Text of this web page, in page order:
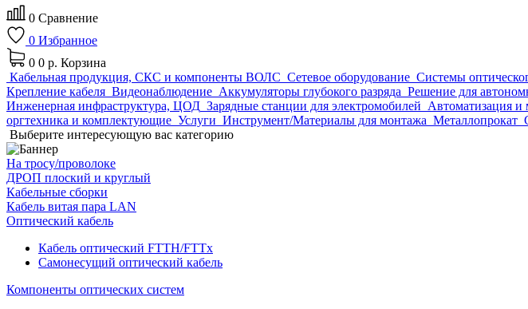
0 Сравнение
0 Избранное
0 0 р. Корзина
Кабельная продукция, СКС и компоненты ВОЛС Сетевое оборудование Системы
Крепление кабеля Видеонаблюдение Аккумуляторы глубокого разряда Решение для
Инженерная инфраструктура, ЦОД Зарядные станции для электромобилей Автоматизация и
оргтехника и комплектующие Услуги Инструмент/Материалы для монтажа Металлопрокат
Выберите интересующую вас категорию
На тросу/проволоке
ДРОП плоский и круглый
Кабельные сборки
Кабель витая пара LAN
Оптический кабель
Кабель оптический FTTH/FTTx
Самонесущий оптический кабель
Компоненты оптических систем